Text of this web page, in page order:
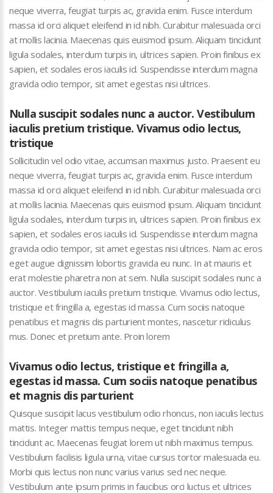
neque viverra, feugiat turpis ac, gravida enim. Fusce interdum
massa id orci aliquet eleifend in id nibh. Curabitur malesuada orci
at mollis lacinia. Maecenas quis euismod ipsum. Aliquam tincidunt
ligula sodales, interdum turpis in, ultrices sapien. Proin finibus ex
sapien, et sodales eros iaculis id. Suspendisse interdum magna
gravida odio tempor, sit amet egestas nisi ultrices.
Nulla suscipit sodales nunc a auctor. Vestibulum
iaculis pretium tristique. Vivamus odio lectus,
tristique
Sollicitudin vel odio vitae, accumsan maximus justo. Praesent eu
neque viverra, feugiat turpis ac, gravida enim. Fusce interdum
massa id orci aliquet eleifend in id nibh. Curabitur malesuada orci
at mollis lacinia. Maecenas quis euismod ipsum. Aliquam tincidunt
ligula sodales, interdum turpis in, ultrices sapien. Proin finibus ex
sapien, et sodales eros iaculis id. Suspendisse interdum magna
gravida odio tempor, sit amet egestas nisi ultrices. Nam ac eros
eget augue dignissim lobortis gravida eu nunc. In at mauris et
erat molestie pharetra non at sem. Nulla suscipit sodales nunc a
auctor. Vestibulum iaculis pretium tristique. Vivamus odio lectus,
tristique et fringilla a, egestas id massa. Cum sociis natoque
penatibus et magnis dis parturient montes, nascetur ridiculus
mus. Donec et pretium ante. Proin lorem
Vivamus odio lectus, tristique et fringilla a,
egestas id massa. Cum sociis natoque penatibus
et magnis dis parturient
Quisque suscipit lacus vestibulum odio rhoncus, non iaculis lectus
mattis. Integer mattis tempus neque, eget tincidunt nibh
tincidunt ac. Maecenas feugiat lorem ut nibh maximus tempus.
Vestibulum facilisis ligula urna, vitae cursus tortor malesuada eu.
Morbi quis lectus non nunc varius varius sed nec neque.
Vestibulum ante ipsum primis in faucibus orci luctus et ultrices